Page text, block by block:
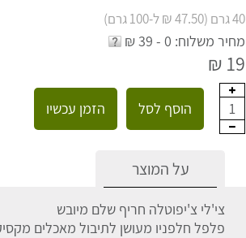
40 גרם (47.50 ₪ ל-100 גרם)
מחיר משלוח: 0 - 39 ₪
19 ₪
1 הוסף לסל הזמן עכשיו
על המוצר
צי'לי צ'יפוטלה חריף שלם מיובש
פלפל חלפניו מעושן לתיבול מאכלים